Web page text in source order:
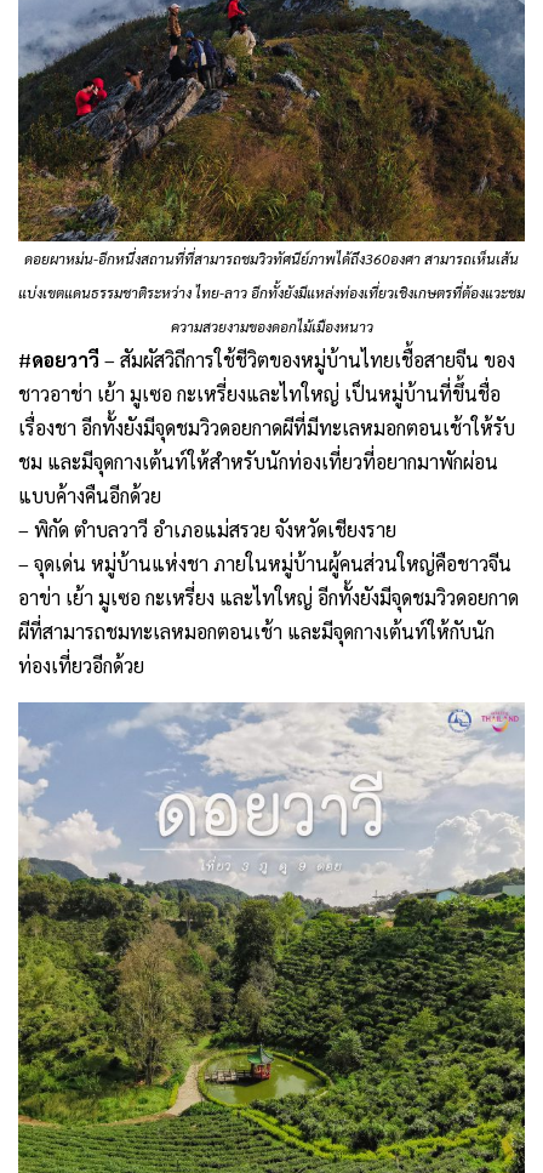
ดอยผาหม่น-อีกหนึ่งสถานที่ที่สามารถชมวิวทัศนีย์ภาพได้ถึง360องศา สามารถเห็นเส้น
แบ่งเขตแดนธรรมชาติระหว่าง ไทย-ลาว อีกทั้งยังมีแหล่งท่องเที่ยวเชิงเกษตรที่ต้องแวะชม
ความสวยงามของดอกไม้เมืองหนาว
#ดอยวาวี – สัมผัสวิถีการใช้ชีวิตของหมู่บ้านไทยเชื้อสายจีน ของ
ชาวอาช่า เย้า มูเซอ กะเหรี่ยงและไทใหญ่ เป็นหมู่บ้านที่ขึ้นชื่อ
เรื่องชา อีกทั้งยังมีจุดชมวิวดอยกาดผีที่มีทะเลหมอกตอนเช้าให้รับ
ชม และมีจุดกางเต้นท์ให้สำหรับนักท่องเที่ยวที่อยากมาพักผ่อน
แบบค้างคืนอีกด้วย
– พิกัด ตำบลวาวี อำเภอแม่สรวย จังหวัดเชียงราย
– จุดเด่น หมู่บ้านแห่งชา ภายในหมู่บ้านผู้คนส่วนใหญ่คือชาวจีน
อาข่า เย้า มูเซอ กะเหรี่ยง และไทใหญ่ อีกทั้งยังมีจุดชมวิวดอยกาด
ผีที่สามารถชมทะเลหมอกตอนเช้า และมีจุดกางเต้นท์ให้กับนัก
ท่องเที่ยวอีกด้วย